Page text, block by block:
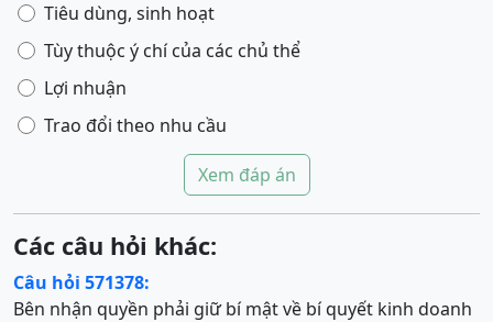
Tiêu dùng, sinh hoạt
Tùy thuộc ý chí của các chủ thể
Lợi nhuận
Trao đổi theo nhu cầu
Xem đáp án
Các câu hỏi khác:
Câu hỏi 571378:
Bên nhận quyền phải giữ bí mật về bí quyết kinh doanh